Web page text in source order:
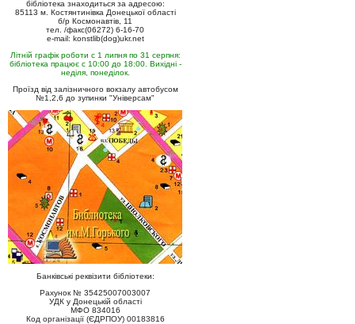
бібліотека знаходиться за адресою:
85113 м. Костянтинівка Донецької області
б/р Космонавтів, 11
тел. /факс(06272) 6-16-70
e-mail: konstlib(dog)ukr.net
Літній графік роботи с 1 липня по 31 серпня:
бібліотека працює с 10:00 до 18:00. Вихідні -
неділя, понеділок.
Проїзд від залізничного вокзалу автобусом
№1,2,6 до зупинки "Універсам"
Банківські реквізити бібліотеки:
Рахунок № 35425007003007
УДК у Донецькій області
МФО 834016
Код організації (ЄДРПОУ) 00183816